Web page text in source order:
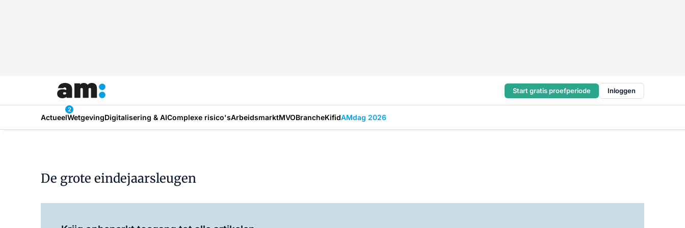
Start gratis proefperiode Inloggen
Actueel
2
WetgevingDigitalisering & AIComplexe risico'sArbeidsmarktMVOBrancheKifidAMdag 2026
De grote eindejaarsleugen